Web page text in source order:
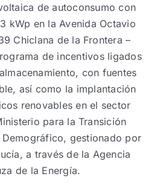
de autoconsumo con
kWp en la Avenida Octavio
Chiclana de la Frontera –
de incentivos ligados
con fuentes
así como la implantación
renovables en el sector
para la Transición
gestionado por
a través de la Agencia
de la Energía.